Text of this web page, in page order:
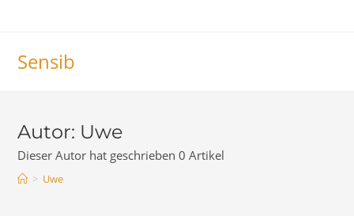
Sensib
Autor: Uwe
Dieser Autor hat geschrieben 0 Artikel
> Uwe